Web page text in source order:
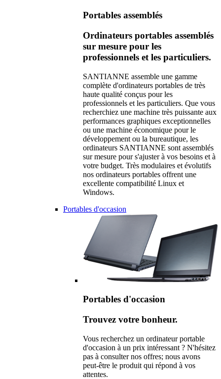
Portables assemblés
Ordinateurs portables assemblés
sur mesure pour les
professionnels et les particuliers.
SANTIANNE assemble une gamme
complète d'ordinateurs portables de très
haute qualité conçus pour les
professionnels et les particuliers. Que vous
recherchiez une machine très puissante aux
performances graphiques exceptionnelles
ou une machine économique pour le
développement ou la bureautique, les
ordinateurs SANTIANNE sont assemblés
sur mesure pour s'ajuster à vos besoins et à
votre budget. Très modulaires et évolutifs
nos ordinateurs portables offrent une
excellente compatibilité Linux et
Windows.
Portables d'occasion
Portables d'occasion
Trouvez votre bonheur.
Vous recherchez un ordinateur portable
d'occasion à un prix intéressant ? N'hésitez
pas à consulter nos offres; nous avons
peut-être le produit qui répond à vos
attentes.